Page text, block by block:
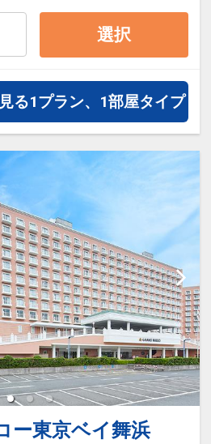
るダイナミックパッケ
一都市滞在はもちろん
1泊だけの宿泊や延
安心のJAL（または
）確約！フライトマイ
ます。
選択
る1プラン、1部屋タイプ
ー東京ベイ舞浜